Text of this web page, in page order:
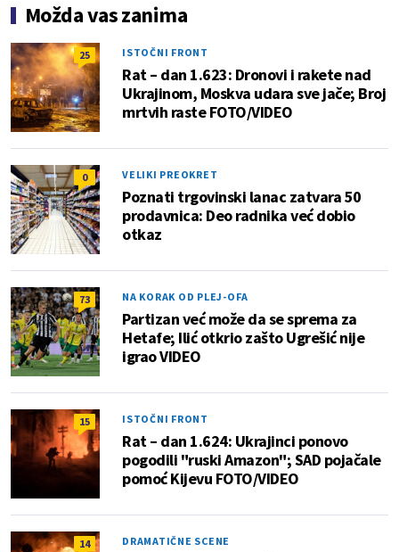
Možda vas zanima
25 ISTOČNI FRONT
Rat – dan 1.623: Dronovi i rakete nad
Ukrajinom, Moskva udara sve jače; Broj
mrtvih raste FOTO/VIDEO
0 VELIKI PREOKRET
Poznati trgovinski lanac zatvara 50
prodavnica: Deo radnika već dobio
otkaz
73 NA KORAK OD PLEJ-OFA
Partizan već može da se sprema za
Hetafe; Ilić otkrio zašto Ugrešić nije
igrao VIDEO
15 ISTOČNI FRONT
Rat – dan 1.624: Ukrajinci ponovo
pogodili "ruski Amazon"; SAD pojačale
pomoć Kijevu FOTO/VIDEO
14 DRAMATIČNE SCENE